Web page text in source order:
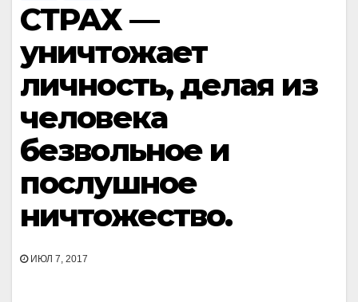
СТРАХ —
уничтожает
личность, делая из
человека
безвольное и
послушное
ничтожество.
ИЮЛ 7, 2017